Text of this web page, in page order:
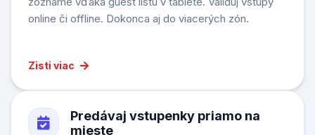
online či offline. Dokonca aj do viacerých zón.
Zisti viac
Predávaj vstupenky priamo na
mieste